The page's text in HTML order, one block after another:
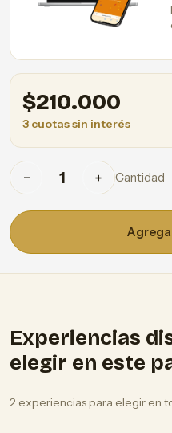
$210.000
3 cuotas sin interés
− + Cantidad
Experiencias
elegir en este
2 experiencias para elegir en